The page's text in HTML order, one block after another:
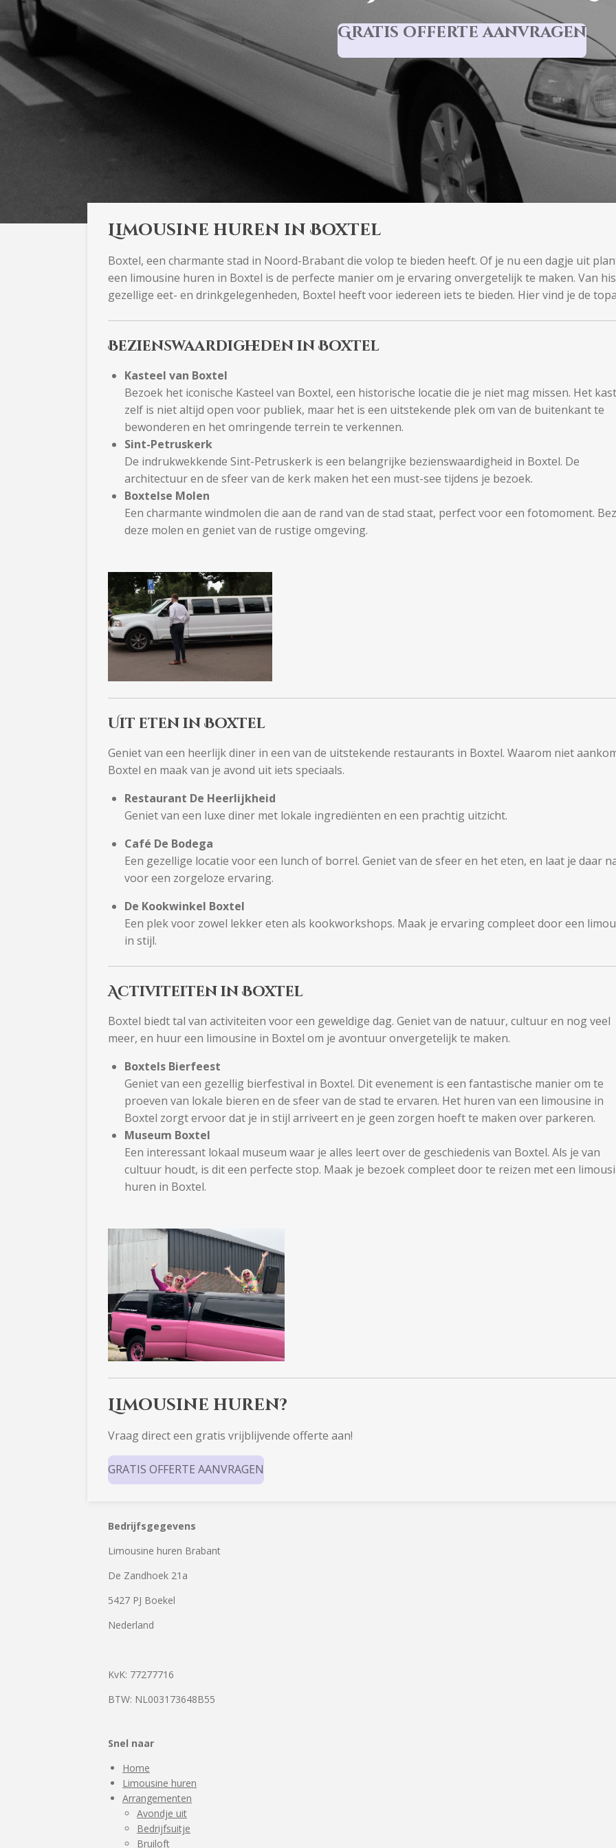
Gratis offerte aanvragen
Limousine huren in Boxtel
Boxtel, een charmante stad in Noord-Brabant die volop te bieden heeft. Of je nu een dagje uit
een limousine huren in Boxtel is de perfecte manier om je ervaring onvergetelijk te maken. Van
gezellige eet- en drinkgelegenheden, Boxtel heeft voor iedereen iets te bieden. Hier vind je de
Bezienswaardigheden in Boxtel
Kasteel van Boxtel
Bezoek het iconische Kasteel van Boxtel, een historische locatie die je niet mag missen. Het
zelf is niet altijd open voor publiek, maar het is een uitstekende plek om van de buitenkant te
bewonderen en het omringende terrein te verkennen.
Sint-Petruskerk
De indrukwekkende Sint-Petruskerk is een belangrijke bezienswaardigheid in Boxtel. De
architectuur en de sfeer van de kerk maken het een must-see tijdens je bezoek.
Boxtelse Molen
Een charmante windmolen die aan de rand van de stad staat, perfect voor een fotomoment.
deze molen en geniet van de rustige omgeving.
Uit eten in Boxtel
Geniet van een heerlijk diner in een van de uitstekende restaurants in Boxtel. Waarom niet
Boxtel en maak van je avond uit iets speciaals.
Restaurant De Heerlijkheid
Geniet van een luxe diner met lokale ingrediënten en een prachtig uitzicht.
Café De Bodega
Een gezellige locatie voor een lunch of borrel. Geniet van de sfeer en het eten, en laat je daar
voor een zorgeloze ervaring.
De Kookwinkel Boxtel
Een plek voor zowel lekker eten als kookworkshops. Maak je ervaring compleet door een
in stijl.
Activiteiten in Boxtel
Boxtel biedt tal van activiteiten voor een geweldige dag. Geniet van de natuur, cultuur en nog veel
meer, en huur een limousine in Boxtel om je avontuur onvergetelijk te maken.
Boxtels Bierfeest
Geniet van een gezellig bierfestival in Boxtel. Dit evenement is een fantastische manier om te
proeven van lokale bieren en de sfeer van de stad te ervaren. Het huren van een limousine in
Boxtel zorgt ervoor dat je in stijl arriveert en je geen zorgen hoeft te maken over parkeren.
Museum Boxtel
Een interessant lokaal museum waar je alles leert over de geschiedenis van Boxtel. Als je van
cultuur houdt, is dit een perfecte stop. Maak je bezoek compleet door te reizen met een
huren in Boxtel.
Limousine huren?
Vraag direct een gratis vrijblijvende offerte aan!
GRATIS OFFERTE AANVRAGEN
Bedrijfsgegevens
Limousine huren Brabant
De Zandhoek 21a
5427 PJ Boekel
Nederland
KvK: 77277716
BTW: NL003173648B55
Snel naar
Home
Limousine huren
Arrangementen
Avondje uit
Bedrijfsuitje
Bruiloft